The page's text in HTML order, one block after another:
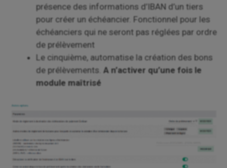
présence des informations d’IBAN d’un tiers
pour créer un échéancier. Fonctionnel pour les
échéanciers qui ne seront pas réglées par ordre
de prélèvement
Le cinquième, automatise la création des bons
de prélèvements. A n’activer qu’une fois le
module maîtrisé